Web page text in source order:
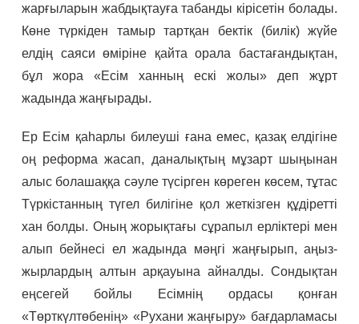
жарғыларын жабдықтауға табанды кірісетін болады.
Көне түркіден тамыр тартқан бектік (билік) жүйе
елдің саяси өміріне қайта орала бастағандықтан,
бұл жора «Есім ханның ескі жолы» деп жұрт
жадында жаңғырады.
Ер Есім қаһарлы билеуші ғана емес, қазақ елдігіне
оң реформа жасап, даналықтың мұзарт шыңынан
алыс болашаққа сәуле түсірген көреген көсем, тұтас
Түркістанның түгел билігіне қол жеткізген құдіретті
хан болды. Оның жорықтағы сұрапыл ерліктері мен
алып бейнесі ел жадында мәңгі жаңғырып, аңыз-
жырлардың алтын арқауына айналды. Сондықтан
еңсегей бойлы Есімнің ордасы қонған
«Төрткүлтөбенің» «Рухани жаңғыру» бағдарламасы